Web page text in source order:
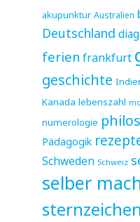
akupunktur Australien
Deutschland
ferien frankfurt
geschichte
Kanada lebenszahl
numerologie
Pädagogik
Schweden Schweiz
selber
sternzeichen